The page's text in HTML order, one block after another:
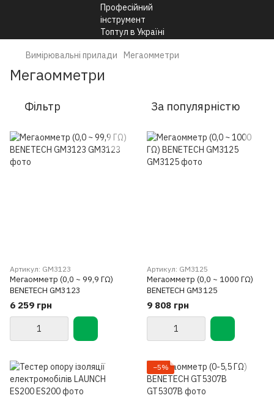
Вимірювальні прилади Мегаомметри
Мегаомметри
Фільтр За популярністю
Артикул: GM3123
Мегаомметр (0,0 ~ 99,9 ГΩ)
BENETECH GM3123
6 259 грн
Артикул: GM3125
Мегаомметр (0,0 ~ 1000 ГΩ)
BENETECH GM3125
9 808 грн
−5%